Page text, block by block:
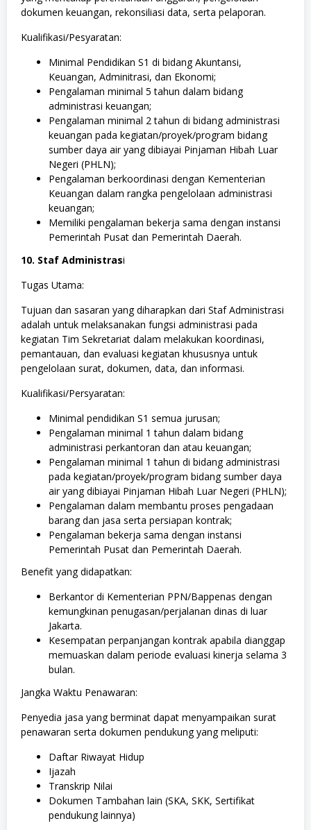
dokumen keuangan, rekonsiliasi data, serta pelaporan.
Kualifikasi/Pesyaratan:
Minimal Pendidikan S1 di bidang Akuntansi,
Keuangan, Adminitrasi, dan Ekonomi;
Pengalaman minimal 5 tahun dalam bidang
administrasi keuangan;
Pengalaman minimal 2 tahun di bidang administrasi
keuangan pada kegiatan/proyek/program bidang
sumber daya air yang dibiayai Pinjaman Hibah Luar
Negeri (PHLN);
Pengalaman berkoordinasi dengan Kementerian
Keuangan dalam rangka pengelolaan administrasi
keuangan;
Memiliki pengalaman bekerja sama dengan instansi
Pemerintah Pusat dan Pemerintah Daerah.
10. Staf Administrasi
Tugas Utama:
Tujuan dan sasaran yang diharapkan dari Staf Administrasi
adalah untuk melaksanakan fungsi administrasi pada
kegiatan Tim Sekretariat dalam melakukan koordinasi,
pemantauan, dan evaluasi kegiatan khususnya untuk
pengelolaan surat, dokumen, data, dan informasi.
Kualifikasi/Persyaratan:
Minimal pendidikan S1 semua jurusan;
Pengalaman minimal 1 tahun dalam bidang
administrasi perkantoran dan atau keuangan;
Pengalaman minimal 1 tahun di bidang administrasi
pada kegiatan/proyek/program bidang sumber daya
air yang dibiayai Pinjaman Hibah Luar Negeri (PHLN);
Pengalaman dalam membantu proses pengadaan
barang dan jasa serta persiapan kontrak;
Pengalaman bekerja sama dengan instansi
Pemerintah Pusat dan Pemerintah Daerah.
Benefit yang didapatkan:
Berkantor di Kementerian PPN/Bappenas dengan
kemungkinan penugasan/perjalanan dinas di luar
Jakarta.
Kesempatan perpanjangan kontrak apabila dianggap
memuaskan dalam periode evaluasi kinerja selama 3
bulan.
Jangka Waktu Penawaran:
Penyedia jasa yang berminat dapat menyampaikan surat
penawaran serta dokumen pendukung yang meliputi:
Daftar Riwayat Hidup
Ijazah
Transkrip Nilai
Dokumen Tambahan lain (SKA, SKK, Sertifikat
pendukung lainnya)